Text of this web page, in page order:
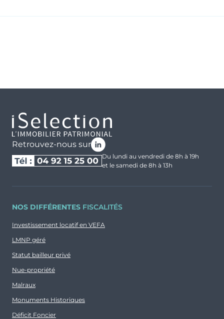
Denormandie
Retrouvez-nous sur
Du lundi au vendredi de 8h à 19h
et le samedi de 8h à 13h
NOS DIFFÉRENTES FISCALITÉS
Investissement locatif en VEFA
LMNP géré
Statut bailleur privé
Nue-propriété
Malraux
Monuments Historiques
Déficit Foncier